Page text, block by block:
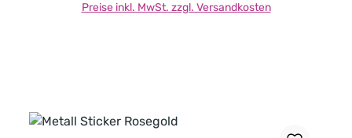
Preise inkl. MwSt. zzgl. Versandkosten